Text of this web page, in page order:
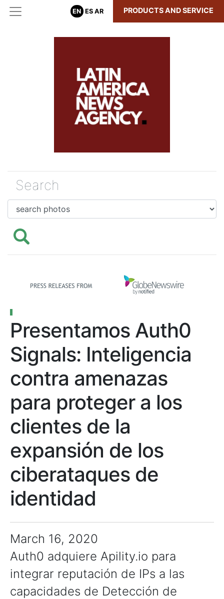
EN ES AR PRODUCTS AND SERVICE
Presentamos Auth0
Signals: Inteligencia
contra amenazas
para proteger a los
clientes de la
expansión de los
ciberataques de
identidad
March 16, 2020
Auth0 adquiere Apility.io para
integrar reputación de IPs a las
capacidades de Detección de